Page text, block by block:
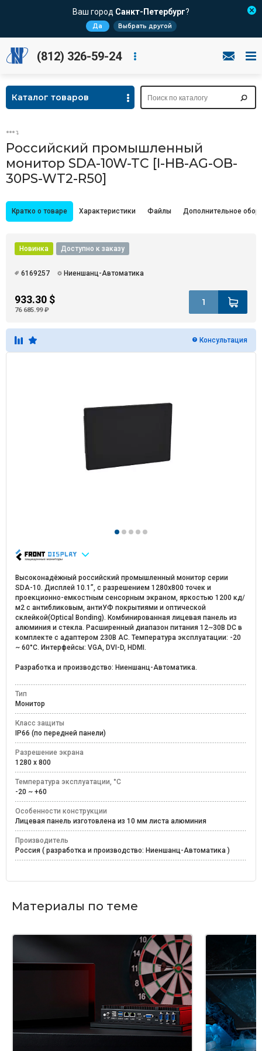
Ваш город Санкт-Петербург?
Да Выбрать другой
(812) 326-59-24
Каталог товаров
Российский промышленный
монитор SDA-10W-TC [I-HB-AG-OB-
30PS-WT2-R50]
Кратко о товаре Характеристики Файлы Дополнительное
Новинка Доступно к заказу
6169257 Ниеншанц-Автоматика
933.30 $
76 685.99 ₽
Консультация
Высоконадёжный российский промышленный монитор серии
SDA-10. Дисплей 10.1”, с разрешением 1280х800 точек и
проекционно-емкостным сенсорным экраном, яркостью 1200 кд/
м2 c антибликовым, антиУФ покрытиями и оптической
склейкой(Optical Bonding). Комбинированная лицевая панель из
алюминия и стекла. Расширенный диапазон питания 12~30В DC в
комплекте с адаптером 230В AC. Температура эксплуатации: -20
~ 60°C. Интерфейсы: VGA, DVI-D, HDMI.
Разработка и производство: Ниеншанц-Автоматика.
Тип
Монитор
Класс защиты
IP66 (по передней панели)
Разрешение экрана
1280 х 800
Температура эксплуатации, °C
-20 ~ +60
Особенности конструкции
Лицевая панель изготовлена из 10 мм листа алюминия
Производитель
Россия ( разработка и производство: Ниеншанц-Автоматика )
Материалы по теме